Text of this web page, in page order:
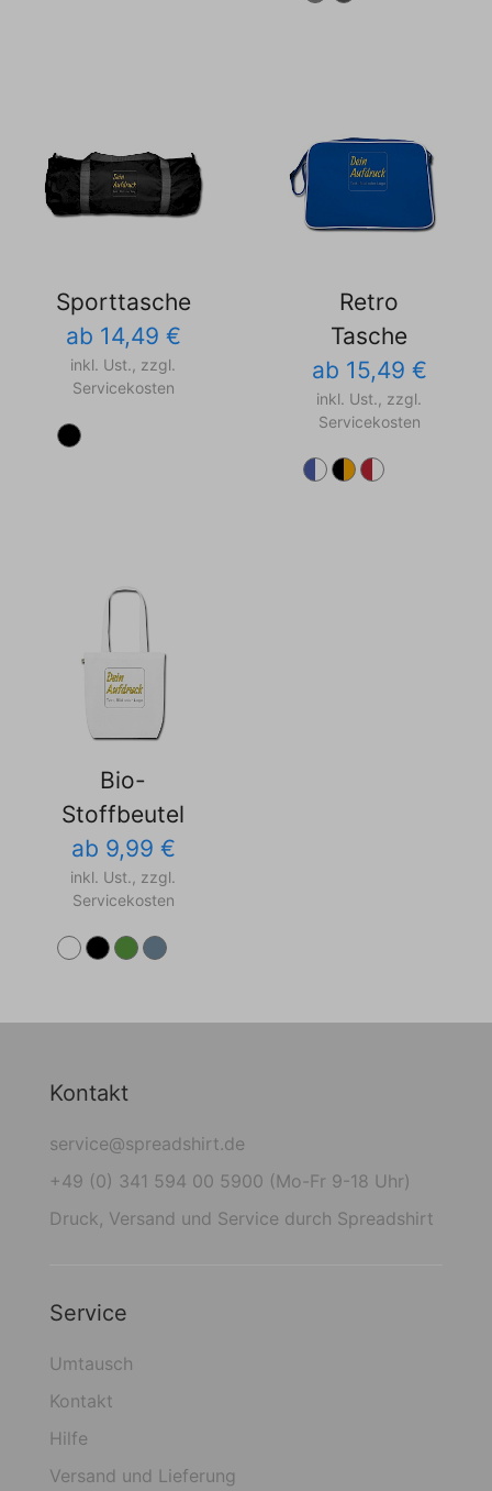
Sporttasche
ab 14,49 €
inkl. Ust., zzgl.
Servicekosten
Retro
Tasche
ab 15,49 €
inkl. Ust., zzgl.
Servicekosten
Bio-
Stoffbeutel
ab 9,99 €
inkl. Ust., zzgl.
Servicekosten
Kontakt
service@spreadshirt.de
+49 (0) 341 594 00 5900 (Mo-Fr 9-18 Uhr)
Druck, Versand und Service durch Spreadshirt
Service
Umtausch
Kontakt
Hilfe
Versand und Lieferung